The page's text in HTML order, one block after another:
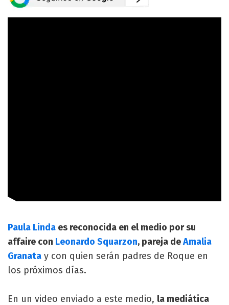
Paula Linda es reconocida en el medio por su
affaire con Leonardo Squarzon, pareja deAmalia
Granata y con quien serán padres de Roque en
los próximos días.
En un video enviado a este medio, la mediática